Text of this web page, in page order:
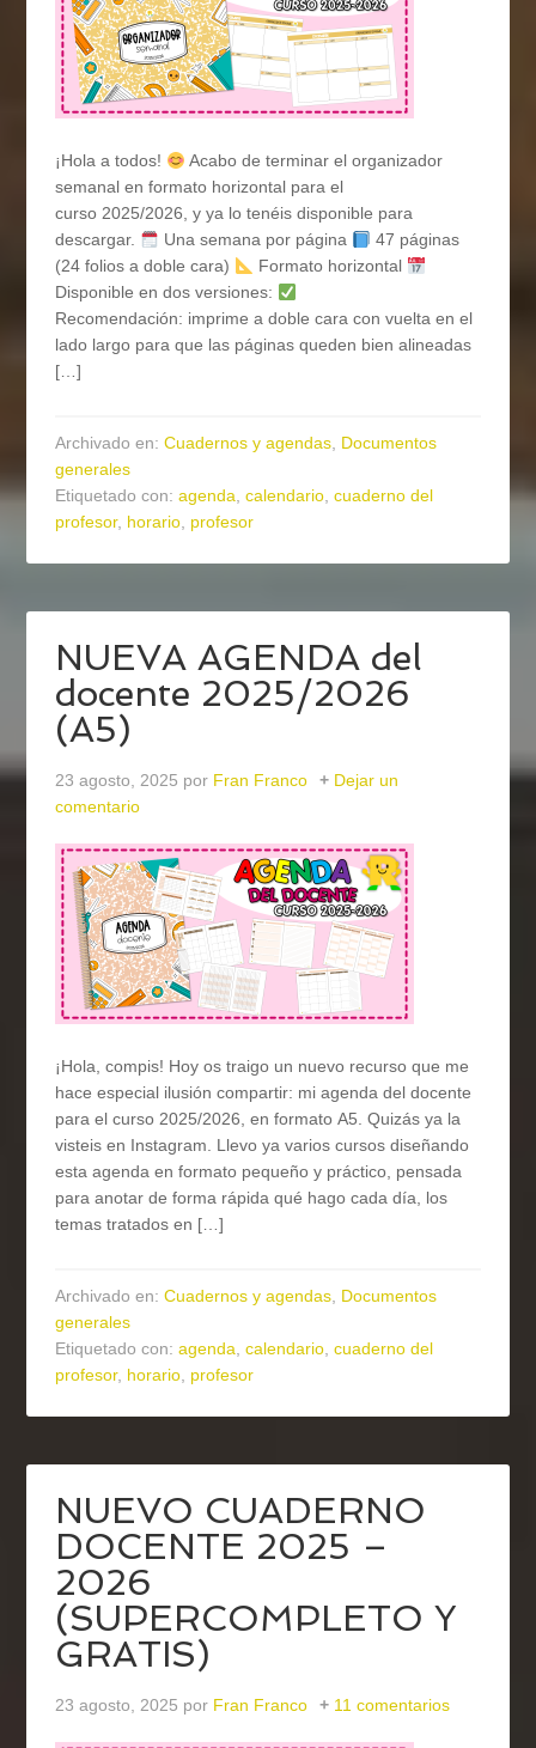
¡Hola a todos!
Acabo de terminar el organizador
semanal en formato horizontal para el
curso 2025/2026, y ya lo tenéis disponible para
descargar.
Una semana por página
47 páginas
(24 folios a doble cara)
Formato horizontal
Disponible en dos versiones:
Recomendación: imprime a doble cara con vuelta en el
lado largo para que las páginas queden bien alineadas
[…]
Archivado en:Cuadernos y agendas, Documentos
generales
Etiquetado con:agenda,calendario,cuaderno del
profesor, horario, profesor
NUEVA AGENDA del
docente 2025/2026
(A5)
23 agosto, 2025 por Fran Franco
Dejar un
comentario
¡Hola, compis! Hoy os traigo un nuevo recurso que me
hace especial ilusión compartir: mi agenda del docente
para el curso 2025/2026, en formato A5. Quizás ya la
visteis en Instagram. Llevo ya varios cursos diseñando
esta agenda en formato pequeño y práctico, pensada
para anotar de forma rápida qué hago cada día, los
temas tratados en […]
Archivado en:Cuadernos y agendas, Documentos
generales
Etiquetado con:agenda,calendario,cuaderno del
profesor, horario, profesor
NUEVO CUADERNO
DOCENTE 2025 –
2026
(SUPERCOMPLETO Y
GRATIS)
23 agosto, 2025 por Fran Franco 11 comentarios